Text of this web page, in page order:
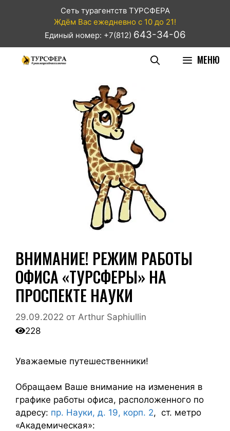
Сеть турагентств ТУРСФЕРА
Ждём Вас ежедневно с 10 до 21!
Единый номер: +7(812) 643-34-06
МЕНЮ
ВНИМАНИЕ! РЕЖИМ РАБОТЫ
ОФИСА «ТУРСФЕРЫ» НА
ПРОСПЕКТЕ НАУКИ
29.09.2022 от Arthur Saphiullin
228
Уважаемые путешественники!
Обращаем Ваше внимание на изменения в
графике работы офиса, расположенного по
адресу: пр. Науки, д. 19, корп. 2, ст. метро
«Академическая»: